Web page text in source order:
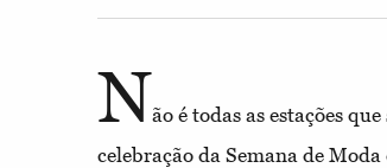
Não é todas as estações
celebração da Semana de